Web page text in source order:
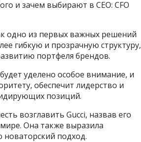
и зачем выбирают в CEO: CFO
одно из первых важных решений
гибкую и прозрачную структуру,
портфеля брендов.
уделено особое внимание, и
обеспечит лидерство и
позиций.
возглавить Gucci, назвав его
Она также выразила
новаторский подход.